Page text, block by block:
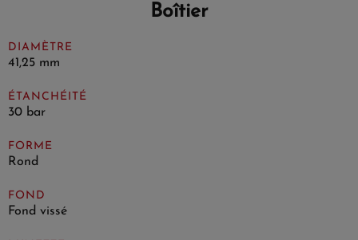
Boîtier
DIAMÈTRE
41,25 mm
ÉTANCHÉITÉ
30 bar
FORME
Rond
FOND
Fond vissé